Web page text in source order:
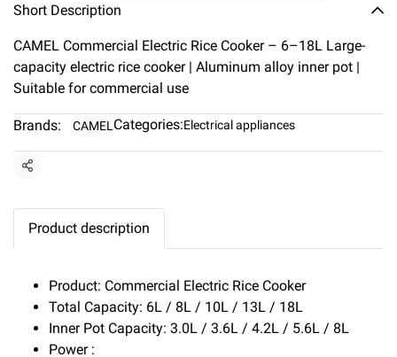
Short Description
CAMEL Commercial Electric Rice Cooker – 6–18L Large-
capacity electric rice cooker | Aluminum alloy inner pot |
Suitable for commercial use
Brands: CAMEL Categories:Electrical appliances
Share
Product description
Product: Commercial Electric Rice Cooker
Total Capacity: 6L / 8L / 10L / 13L / 18L
Inner Pot Capacity: 3.0L / 3.6L / 4.2L / 5.6L / 8L
Power :